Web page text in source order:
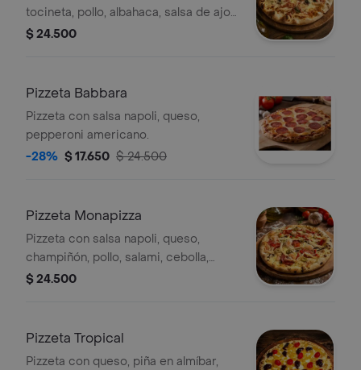
tocineta, pollo, albahaca, salsa de ajo
en aceite de oliva.
$ 24.500
Pizzeta Babbara
Pizzeta con salsa napoli, queso,
pepperoni americano.
-28% $ 17.650 $ 24.500
Pizzeta Monapizza
Pizzeta con salsa napoli, queso,
champiñón, pollo, salami, cebolla,
pimentón, aceitunas, camarón.
$ 24.500
Pizzeta Tropical
Pizzeta con queso, piña en almíbar,